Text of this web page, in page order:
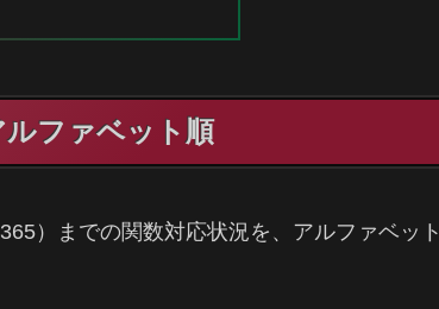
ルファベット順
）までの関数対応状況を、アルファベット